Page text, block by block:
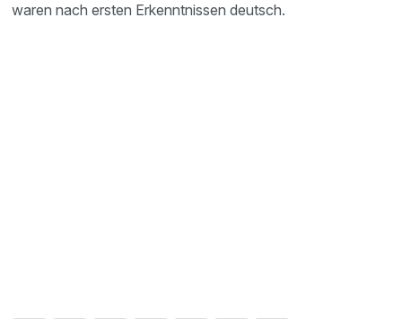
waren nach ersten Erkenntnissen deutsch.